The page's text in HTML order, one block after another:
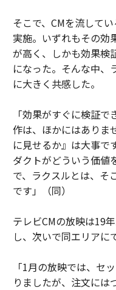
そこで、CMを流して
実施。いずれもその効
が高く、しかも効果検
になった。そんな中、
に大きく共感した。
「効果がすぐに検証
作は、ほかにはありま
に見せるか』は大事で
ダクトがどういう価値
で、ラクスルとは、そ
です」（同）
テレビCMの放映は19
し、次いで同エリアに
「1月の放映では、セ
りましたが、注文には